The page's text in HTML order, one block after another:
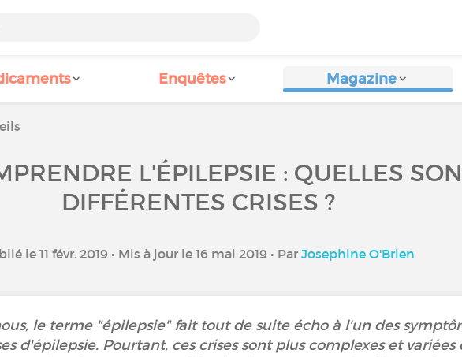
Enquêtes Magazine
L'ÉPILEPSIE : QUELLES
DIFFÉRENTES CRISES ?
le 11 févr. 2019 • Mis à jour le 16 mai 2019 • ParJosephine O'Brien
le terme "épilepsie" fait tout de suite écho à l'un des
d'épilepsie. Pourtant, ces crises sont plus complexes et